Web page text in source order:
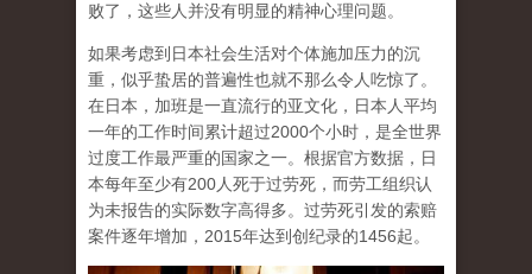
败了，这些人并没有明显的精神心理问题。
如果考虑到日本社会生活对个体施加压力的沉
重，似乎蛰居的普遍性也就不那么令人吃惊了。
在日本，加班是一直流行的亚文化，日本人平均
一年的工作时间累计超过2000个小时，是全世界
过度工作最严重的国家之一。根据官方数据，日
本每年至少有200人死于过劳死，而劳工组织认
为未报告的实际数字高得多。过劳死引发的索赔
案件逐年增加，2015年达到创纪录的1456起。